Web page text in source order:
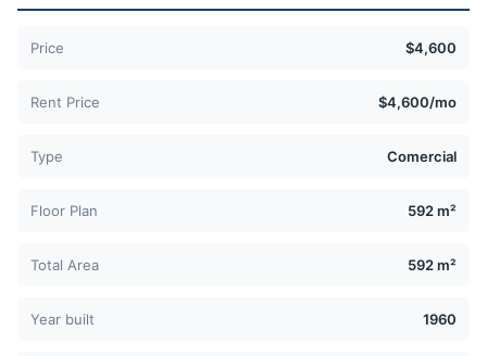
Price $4,600
Rent Price $4,600/mo
Type Comercial
Floor Plan 592 m²
Total Area 592 m²
Year built 1960